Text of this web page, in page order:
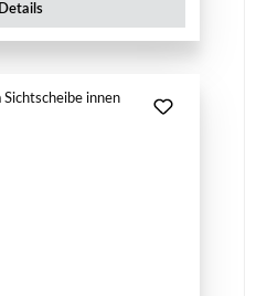
Details